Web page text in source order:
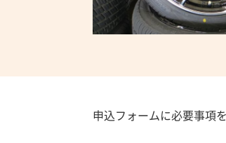
申込フォームに必要事項